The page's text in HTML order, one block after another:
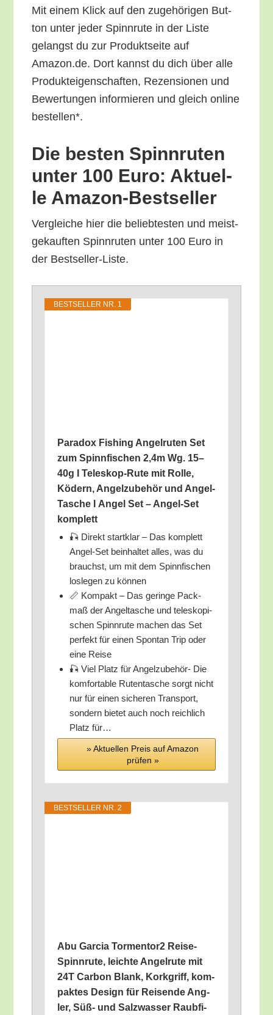
Mit einem Klick auf den zuge­hö­ri­gen But­
ton unter jeder Spinn­ru­te in der Lis­te
gelangst du zur Pro­dukt­sei­te auf
Amazon.de. Dort kannst du dich über alle
Pro­duk­tei­gen­schaf­ten, Rezen­sio­nen und
Bewer­tun­gen infor­mie­ren und gleich online
bestellen*.
Die bes­ten Spinn­ru­ten
unter 100 Euro: Aktu­el­
le Amazon-Bestseller
Ver­glei­che hier die belieb­tes­ten und meist­
ge­kauf­ten Spinn­ru­ten unter 100 Euro in
der Bestseller-Liste.
BEST­SEL­LER NR. 1
Para­dox Fishing Angel­ru­ten Set
zum Spinn­fi­schen 2,4m Wg. 15–
40g I Tele­skop-Rute mit Rol­le,
Ködern, Angel­zu­be­hör und Angel-
Tasche I Angel Set – Angel-Set
komplett
🎣 Direkt start­klar – Das kom­plett
Angel-Set beinhal­tet alles, was du
brauchst, um mit dem Spinn­fi­schen
los­le­gen zu können
📏 Kom­pakt – Das gerin­ge Pack­
maß der Angel­ta­sche und tele­sko­pi­
schen Spinn­ru­te machen das Set
per­fekt für einen Spon­tan Trip oder
eine Reise
🎣 Viel Platz für Angel­zu­be­hör- Die
kom­for­ta­ble Ruten­ta­sche sorgt nicht
nur für einen siche­ren Trans­port,
son­dern bie­tet auch noch reich­lich
Platz für…
» Aktu­el­len Preis auf Ama­zon
prü­fen »
BEST­SEL­LER NR. 2
Abu Gar­cia Tormentor2 Rei­se-
Spinn­ru­te, leich­te Angel­ru­te mit
24T Car­bon Blank, Kork­griff, kom­
pak­tes Design für Rei­sen­de Ang­
ler, Süß- und Salz­was­ser Raub­fi­